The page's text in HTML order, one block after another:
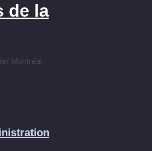
de la